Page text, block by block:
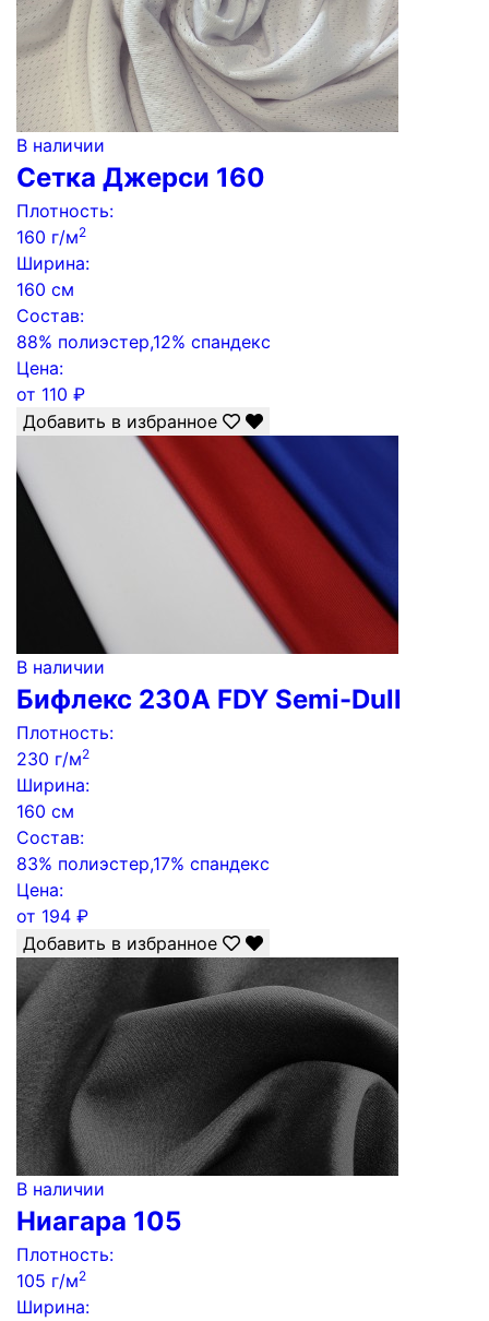
В наличии
Сетка Джерси 160
Плотность:
160 г/м2
Ширина:
160 см
Состав:
88% полиэстер,12% спандекс
Цена:
от 110 ₽
Добавить в избранное
В наличии
Бифлекс 230А FDY Semi-Dull
Плотность:
230 г/м2
Ширина:
160 см
Состав:
83% полиэстер,17% спандекс
Цена:
от 194 ₽
Добавить в избранное
В наличии
Ниагара 105
Плотность:
105 г/м2
Ширина: